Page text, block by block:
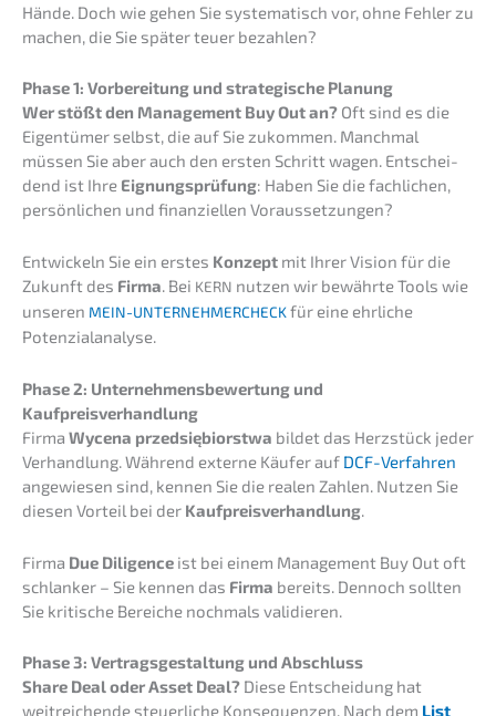
Hände. Doch wie gehen Sie syste­ma­tisch vor, ohne Fehler zu
machen, die Sie später teuer bezahlen?
Phase 1: Vorbe­rei­tung und strate­gi­sche Planung
Wer stößt den Manage­ment Buy Out an? Oft sind es die
Eigen­tü­mer selbst, die auf Sie zukom­men. Manch­mal
müssen Sie aber auch den ersten Schritt wagen. Entschei­
dend ist Ihre Eignungs­prü­fung: Haben Sie die fachli­chen,
persön­li­chen und finan­zi­el­len Voraussetzungen?
Entwi­ckeln Sie ein erstes Konzept mit Ihrer Vision für die
Zukunft des Firma. Bei KERN nutzen wir bewähr­te Tools wie
unseren MEIN-UNTERNEHMERCHECKfür eine ehrli­che
Potenzialanalyse.
Phase 2: Unter­neh­mens­be­wer­tung und
Kaufpreisverhandlung
Firma Wycena przedsię­bi­orst­wa bildet das Herzstück jeder
Verhand­lung. Während exter­ne Käufer auf DCF-Verfah­ren
angewie­sen sind, kennen Sie die realen Zahlen. Nutzen Sie
diesen Vorteil bei der Kaufpreis­ver­hand­lung.
Firma Due Diligence ist bei einem Manage­ment Buy Out oft
schlan­ker – Sie kennen das Firma bereits. Dennoch sollten
Sie kriti­sche Berei­che nochmals validieren.
Phase 3: Vertrags­ge­stal­tung und Abschluss
Share Deal oder Asset Deal? Diese Entschei­dung hat
weitrei­chen­de steuer­li­che Konse­quen­zen. Nach dem List